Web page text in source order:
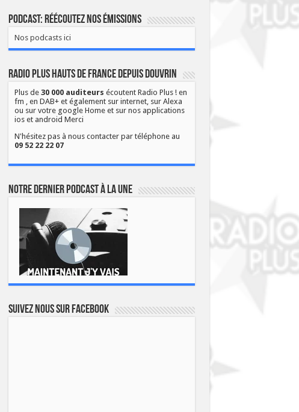
Podcast: Réécoutez nos émissions
Nos podcasts ici
Radio Plus Hauts de France depuis Douvrin
Plus de 30 000 auditeurs écoutent Radio Plus ! en
fm , en DAB+ et également sur internet, sur Alexa
ou sur votre google Home et sur nos applications
ios et android Merci
N'hésitez pas à nous contacter par téléphone au
09 52 22 22 07
Notre dernier podcast à la une
Suivez nous sur Facebook